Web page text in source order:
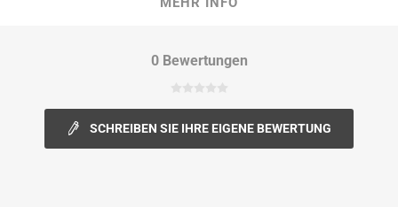
0 Bewertungen
SCHREIBEN SIE IHRE EIGENE BEWERTUNG